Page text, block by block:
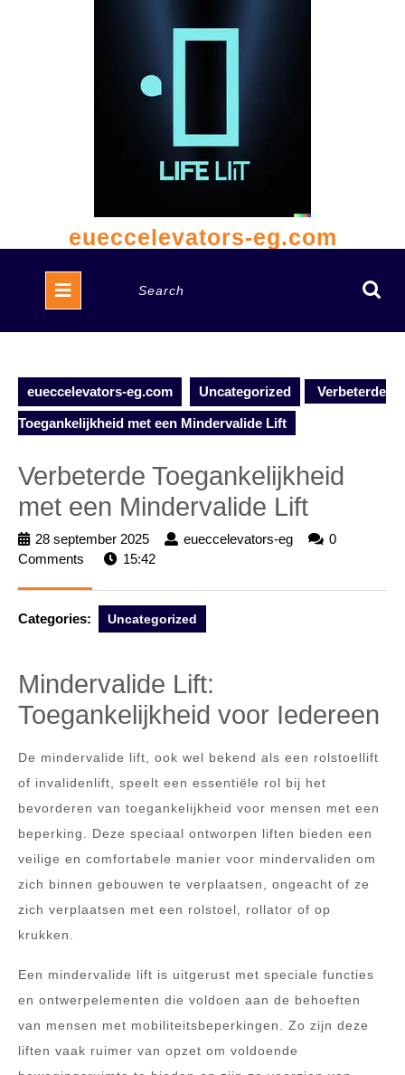
eueccelevators-eg.com
Open
Button
eueccelevators-eg.com Uncategorized Verbeterde
Toegankelijkheid met een Mindervalide Lift
Verbeterde Toegankelijkheid
met een Mindervalide Lift
28 september 2025
28
september
eueccelevators-eg
eueccelevators-
0
Comments
15:42
Categories: Uncategorized
Mindervalide Lift:
Toegankelijkheid voor Iedereen
De mindervalide lift, ook wel bekend als een rolstoellift
of invalidenlift, speelt een essentiële rol bij het
bevorderen van toegankelijkheid voor mensen met een
beperking. Deze speciaal ontworpen liften bieden een
veilige en comfortabele manier voor mindervaliden om
zich binnen gebouwen te verplaatsen, ongeacht of ze
zich verplaatsen met een rolstoel, rollator of op
krukken.
Een mindervalide lift is uitgerust met speciale functies
en ontwerpelementen die voldoen aan de behoeften
van mensen met mobiliteitsbeperkingen. Zo zijn deze
liften vaak ruimer van opzet om voldoende